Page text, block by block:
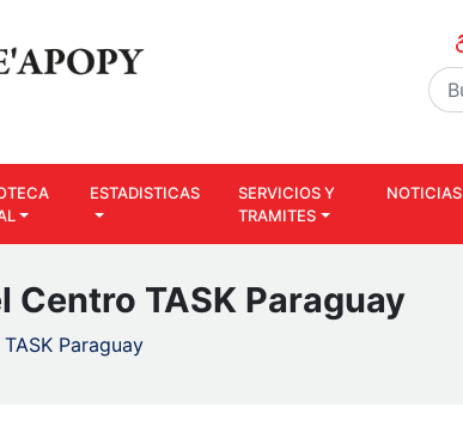
ESTADISTICAS
SERVICIOS Y
TRAMITES
NOTICIAS
Centro TASK Paraguay
Paraguay